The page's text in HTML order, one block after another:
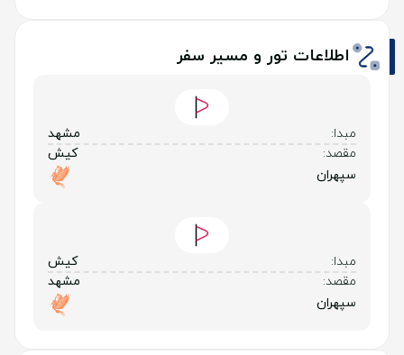
اطلاعات تور و مسیر سفر
مبدا:
مشهد
مقصد:
کیش
سپهران
مبدا:
کیش
مقصد:
مشهد
سپهران